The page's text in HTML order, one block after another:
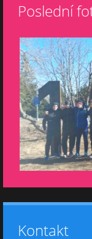
Poslední
Kontakt